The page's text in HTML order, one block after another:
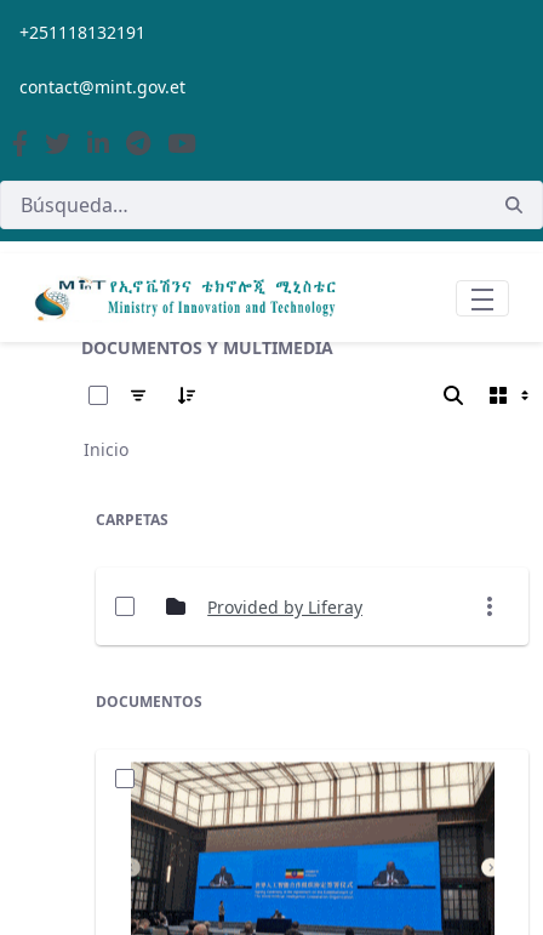
Saltar al contenido principal
+251118132191
contact@mint.gov.et
DOCUMENTOS Y MULTIMEDIA
Inicio
CARPETAS
Provided by Liferay
DOCUMENTOS